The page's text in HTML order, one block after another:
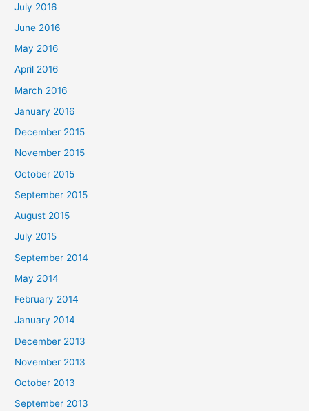
July 2016
June 2016
May 2016
April 2016
March 2016
January 2016
December 2015
November 2015
October 2015
September 2015
August 2015
July 2015
September 2014
May 2014
February 2014
January 2014
December 2013
November 2013
October 2013
September 2013